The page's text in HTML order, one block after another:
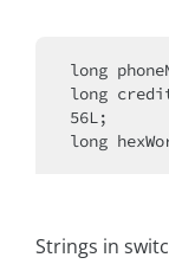
long
long
56L;
long
Strings in